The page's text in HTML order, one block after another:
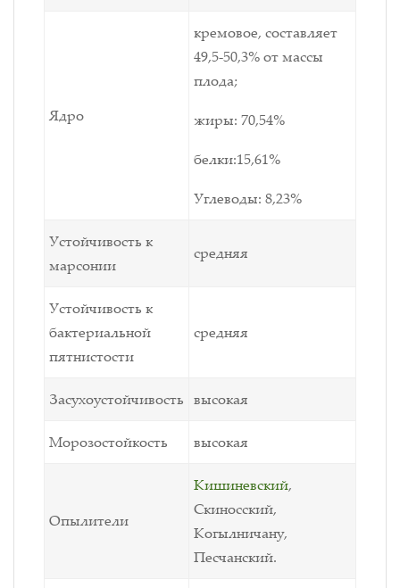
Ядро
кремовое, составляет
49,5-50,3% от массы
плода;
жиры: 70,54%
белки:15,61%
Углеводы: 8,23%
Устойчивость к
марсонии
средняя
Устойчивость к
бактериальной
пятнистости
средняя
Засухоустойчивость высокая
Морозостойкость высокая
Опылители
Кишиневский,
Скиносский,
Когылничану,
Песчанский.